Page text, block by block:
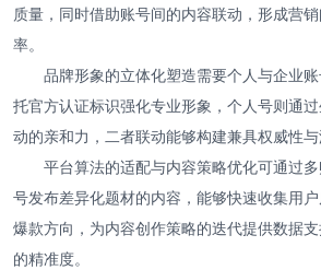
质量，同时借助账号间的内容联动，形成营
率。
品牌形象的立体化塑造需要个人与企业
托官方认证标识强化专业形象，个人号则通
动的亲和力，二者联动能够构建兼具权威性与
平台算法的适配与内容策略优化可通过
号发布差异化题材的内容，能够快速收集用
爆款方向，为内容创作策略的迭代提供数据
的精准度。